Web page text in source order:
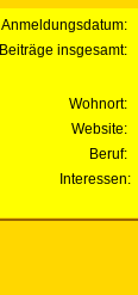
Anmeldungsdatum:
Beiträge insgesamt:
Wohnort:
Website:
Beruf:
Interessen: